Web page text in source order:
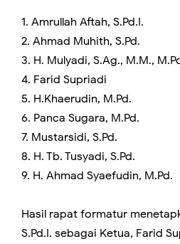
1. Amrullah Aftah, S.Pd.I.
2. Ahmad Muhith, S.Pd.
3. H. Mulyadi, S.Ag., M.M.,
4. Farid Supriadi
5. H.Khaerudin, M.Pd.
6. Panca Sugara, M.Pd.
7. Mustarsidi, S.Pd.
8. H. Tb. Tusyadi, S.Pd.
9. H. Ahmad Syaefudin, M.Pd.
Hasil rapat formatur
S.Pd.I. sebagai Ketua, Farid